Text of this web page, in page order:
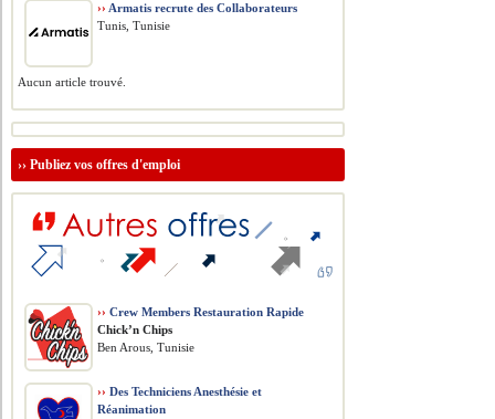
›› Armatis recrute des Collaborateurs
Tunis, Tunisie
Aucun article trouvé.
››Publiez vos offres d'emploi
›› Crew Members Restauration Rapide
Chick’n Chips
Ben Arous, Tunisie
›› Des Techniciens Anesthésie et
Réanimation